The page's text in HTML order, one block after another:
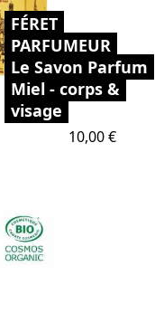
FÉRET
PARFUMEUR
Le Savon Parfum
Miel - corps &
visage
Prix
10,00 €